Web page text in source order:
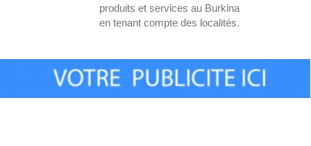
produits et services au Burkina
en tenant compte des localités.